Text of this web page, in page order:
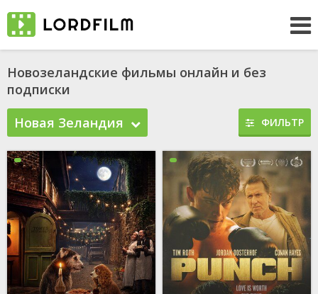
Новозеландские фильмы онлайн и без
подписки
Новая Зеландия
ФИЛЬТР